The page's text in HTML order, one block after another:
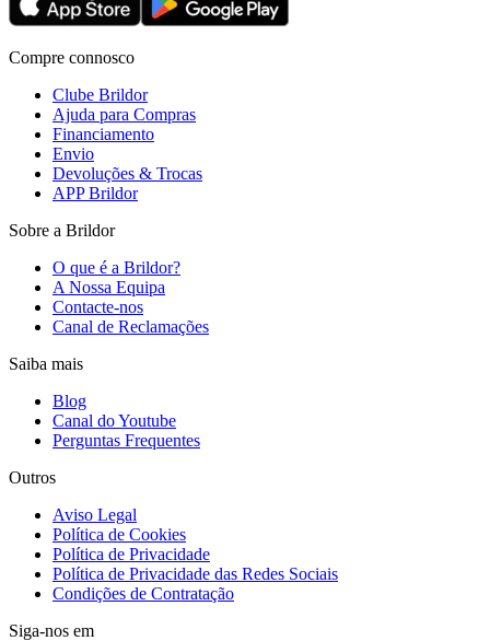
Compre connosco
Clube Brildor
Ajuda para Compras
Financiamento
Envio
Devoluções & Trocas
APP Brildor
Sobre a Brildor
O que é a Brildor?
A Nossa Equipa
Contacte-nos
Canal de Reclamações
Saiba mais
Blog
Canal do Youtube
Perguntas Frequentes
Outros
Aviso Legal
Política de Cookies
Política de Privacidade
Política de Privacidade das Redes Sociais
Condições de Contratação
Siga-nos em